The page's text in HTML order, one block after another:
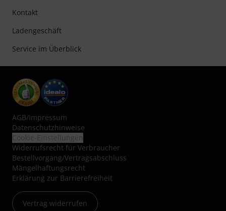
Kontakt
Ladengeschäft
Service im Überblick
AGB/Impressum
Datenschutzhinweise
Widerrufsrecht für Verbraucher
Bestellvorgang/Vertragsabschluss
Mängelhaftungsrecht
Erklärung zur Barrierefreiheit
Vertrag widerrufen